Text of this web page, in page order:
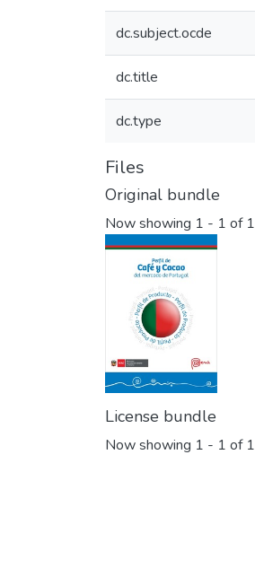
dc.subject.ocde
dc.title
dc.type
Files
Original bundle
Now showing 1 - 1 of 1
License bundle
Now showing 1 - 1 of 1